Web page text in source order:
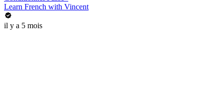
Learn French with Vincent
il y a 5 mois